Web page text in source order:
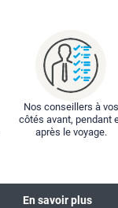
Nos conseillers à vos
côtés avant, pendant
après le voyage.
En savoir plus